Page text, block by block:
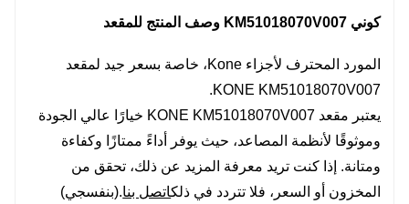
وقطر وغيرها) وأمريكا الجنوبية وتشيلي والمكسيك.
كوني KM51018070V007 وصف المنتج للمقعد
المورد المحترف لأجزاء Kone، خاصة بسعر جيد لمقعد
KONE KM51018070V007.
يعتبر مقعد KONE KM51018070V007 خيارًا عالي الجودة
وموثوقًا لأنظمة المصاعد، حيث يوفر أداءً ممتازًا وكفاءة
ومتانة. إذا كنت تريد معرفة المزيد عن ذلك، تحقق من
المخزون أو السعر، فلا تتردد في ذلكاتصل بنا.(بنفسجي)